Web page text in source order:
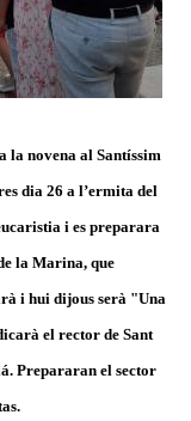
la novena al Santíssim
dia 26 a l’ermita del
i es preparara
la Marina, que
i hui dijous serà "Una
el rector de Sant
Prepararan el sector